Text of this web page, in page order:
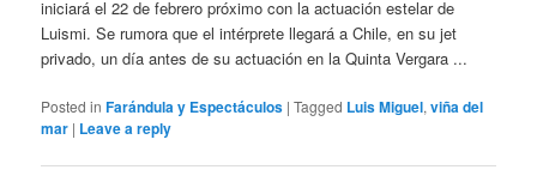
iniciará el 22 de febrero próximo con la actuación estelar de
Luismi. Se rumora que el intérprete llegará a Chile, en su jet
privado, un día antes de su actuación en la Quinta Vergara ...
Posted in Farándula y Espectáculos |Tagged Luis Miguel,viña del
mar | Leave a reply